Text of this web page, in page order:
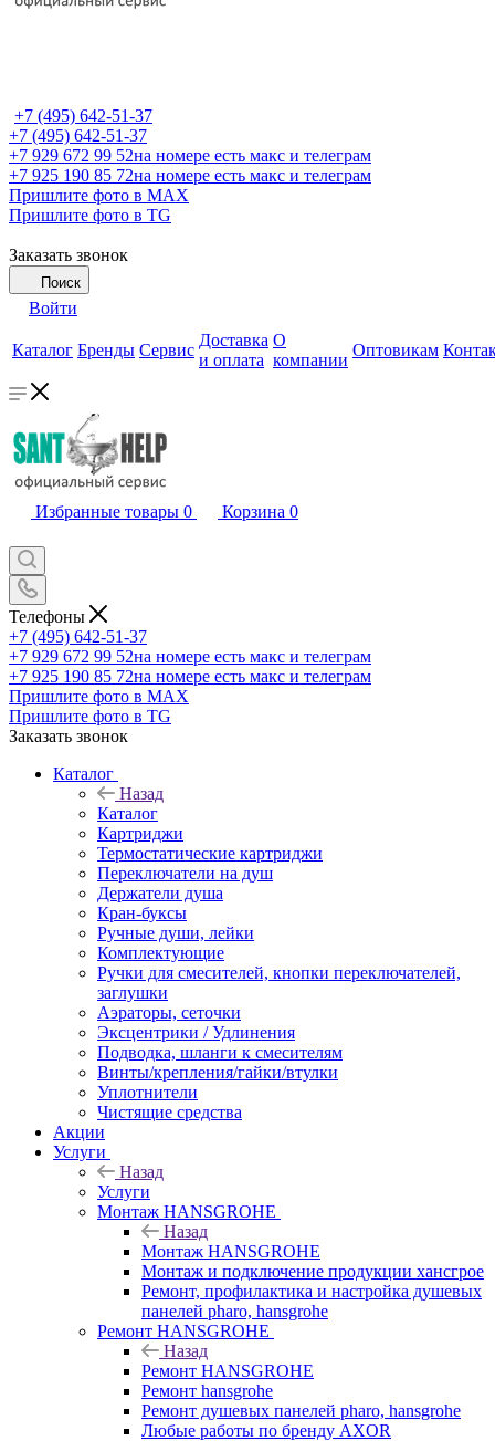
+7 (495) 642-51-37
+7 (495) 642-51-37
+7 929 672 99 52на номере есть макс и телеграм
+7 925 190 85 72на номере есть макс и телеграм
Пришлите фото в MAX
Пришлите фото в TG
Заказать звонок
Поиск
Войти
Каталог Бренды Сервис
Доставка
и оплата
О
компании
Оптовикам
Избранные товары 0 Корзина 0
Телефоны
+7 (495) 642-51-37
+7 929 672 99 52на номере есть макс и телеграм
+7 925 190 85 72на номере есть макс и телеграм
Пришлите фото в MAX
Пришлите фото в TG
Заказать звонок
Каталог
Назад
Каталог
Картриджи
Термостатические картриджи
Переключатели на душ
Держатели душа
Кран-буксы
Ручные души, лейки
Комплектующие
Ручки для смесителей, кнопки переключателей,
заглушки
Аэраторы, сеточки
Эксцентрики / Удлинения
Подводка, шланги к смесителям
Винты/крепления/гайки/втулки
Уплотнители
Чистящие средства
Акции
Услуги
Назад
Услуги
Монтаж HANSGROHE
Назад
Монтаж HANSGROHE
Монтаж и подключение продукции хансгрое
Ремонт, профилактика и настройка душевых
панелей pharo, hansgrohe
Ремонт HANSGROHE
Назад
Ремонт HANSGROHE
Ремонт hansgrohe
Ремонт душевых панелей pharo, hansgrohe
Любые работы по бренду AXOR